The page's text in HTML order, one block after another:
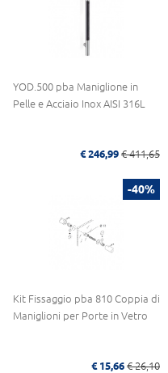
YOD.500 pba Maniglione in
Pelle e Acciaio Inox AISI 316L
€ 246,99 € 411,65
-40%
Kit Fissaggio pba 810 Coppia di
Maniglioni per Porte in Vetro
€ 15,66 € 26,10